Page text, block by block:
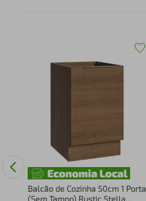
Balcão de Cozinha 50cm 1 Porta
(Sem Tampo) Rustic Stella